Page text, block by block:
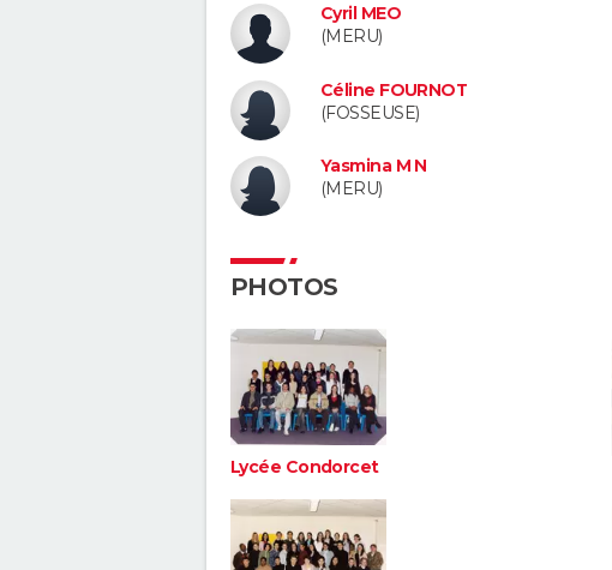
Cyril MEO
(MERU)
Céline FOURNOT
(FOSSEUSE)
Yasmina M N
(MERU)
PHOTOS
Lycée Condorcet